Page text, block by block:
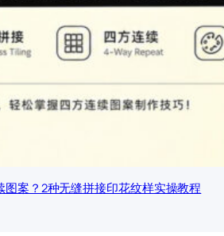
图案？2种无缝拼接印花纹样实操教程